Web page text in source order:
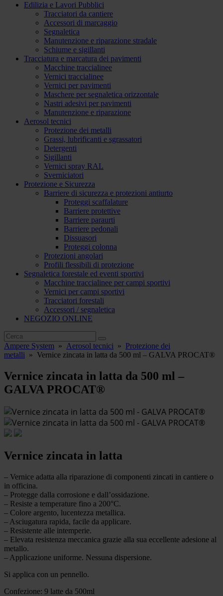
Edilizia e Lavori Pubblici
Tracciatori da cantiere
Accessori di marcaggio
Segnaletica
Manutenzione e riparazione stradale
Schiume e sigillanti
Tracciatura e marcatura dei pavimenti
Macchine traccialinee
Vernici traccialinee
Vernici per pavimenti
Maschere per segnaletica orizzontale
Nastri adesivi per pavimenti
Manutenzione e riparazione
Aerosol tecnici
Protezione dei metalli
Grassi, lubrificanti e sgrassatori
Detergenti
Sigillanti
Vernici spray RAL
Sverniciatori
Protezione e Sicurezza
Barriere di sicurezza e protezioni antiurto
Proteggi scaffalature
Barriere protettive
Barriere paraurti
Barriere pedonali
Dissuasori
Proteggi colonna
Protezioni angolari
Profili flessibili di protezione
Segnaletica forestale ed eventi sportivi
Macchine traccialinee per campi sportivi
Vernici per campi sportivi
Tracciatori forestali
Accessori / segnaletica
NEGOZIO ONLINE
Ampere System » Aerosol tecnici » Protezione dei
metalli » Vernice zincata in latta da 500 ml – GALVA PROCAT®
Vernice zincata in latta da 500 ml –
GALVA PROCAT®
Vernice zincata in latta
– Vernice adatta alla riparazione di componenti zincati in cantiere o
in officina.
– Protegge dalla corrosione e dall’ossidazione.
– Resiste a temperature fino a 200°C.
– Colore argento, lucentezza metallica.
– Asciugatura rapida, facile da applicare.
– Resistente alle intemperie.
– Elevata resistenza meccanica grazie alla sua eccellente adesione al
metallo.
– Applicazione uniforme. Nessuna dispersione.
Si applica con un pennello.
Confezione: 9 latte da 500ml